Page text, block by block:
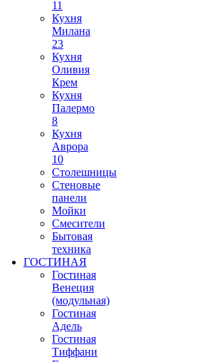
11
Кухня
Милана
23
Кухня
Оливия
Крем
Кухня
Палермо
8
Кухня
Аврора
10
Столешницы
Стеновые
панели
Мойки
Смесители
Бытовая
техника
ГОСТИНАЯ
Гостиная
Венеция
(модульная)
Гостиная
Адель
Гостиная
Тиффани